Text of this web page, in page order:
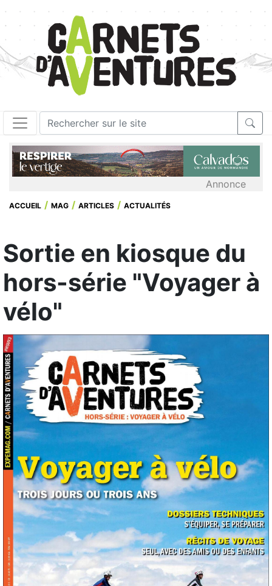
Annonce
ACCUEIL MAG ARTICLES ACTUALITÉS
Sortie en kiosque du
hors-série "Voyager à
vélo"